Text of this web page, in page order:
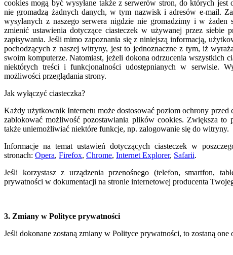
cookies mogą być wysyłane także z serwerów stron, do których
nie gromadzą żadnych danych, w tym nazwisk i adresów e-mail.
wysyłanych z naszego serwera nigdzie nie gromadzimy i w
zmienić ustawienia dotyczące ciasteczek w używanej przez siebie
zapisywania. Jeśli mimo zapoznania się z niniejszą informacją,
pochodzących z naszej witryny, jest to jednoznaczne z tym, iż
swoim komputerze. Natomiast, jeżeli dokona odrzucenia wszystkich
niektórych treści i funkcjonalności udostępnianych w serwisie.
możliwości przeglądania strony.
Jak wyłączyć ciasteczka?
Każdy użytkownik Internetu może dostosować poziom ochrony
zablokować możliwość pozostawiania plików cookies. Zwiększa to
także uniemożliwiać niektóre funkcje, np. zalogowanie się do witryny.
Informacje na temat ustawień dotyczących ciasteczek w
stronach: Opera, Firefox, Chrome, Internet Explorer, Safarii.
Jeśli korzystasz z urządzenia przenośnego (telefon, smartfon,
prywatności w dokumentacji na stronie internetowej producenta
3. Zmiany w Polityce prywatności
Jeśli dokonane zostaną zmiany w Polityce prywatności, to zostaną